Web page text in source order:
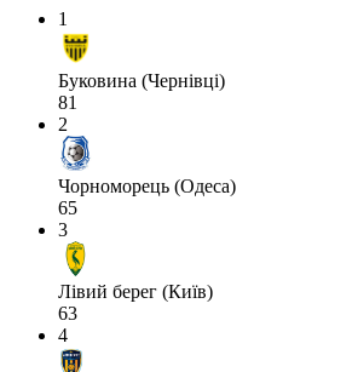
1
Буковина (Чернівці)
81
2
Чорноморець (Одеса)
65
3
Лівий берег (Київ)
63
4